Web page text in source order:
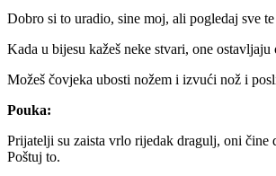
Dobro si to uradio, sine moj, ali pogledaj sve
Kada u bijesu kažeš neke stvari, one
Možeš čovjeka ubosti nožem i izvući nož i
Pouka:
Prijatelji su zaista vrlo rijedak dragulj, oni čine
Poštuj to.